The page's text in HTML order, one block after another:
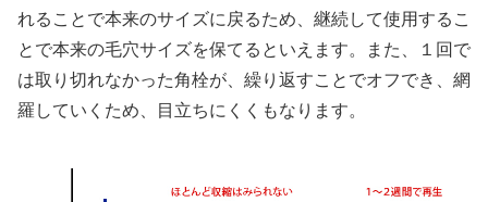
れることで本来のサイズに戻るため、継続して使用するこ
とで本来の毛穴サイズを保てるといえます。また、１回で
は取り切れなかった角栓が、繰り返すことでオフでき、網
羅していくため、目立ちにくくもなります。